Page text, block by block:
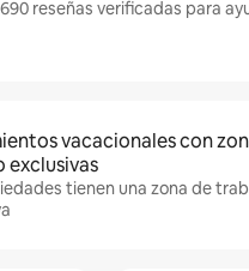
reseñas verificadas para
vacacionales con
exclusivas
tienen una zona de